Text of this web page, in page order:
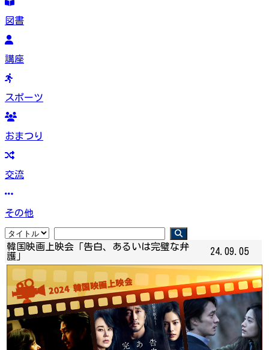
図書
講座
スポーツ
おまつり
交流
その他
韓国映画上映会「告白、あるいは完璧な弁
護」
24.09.05